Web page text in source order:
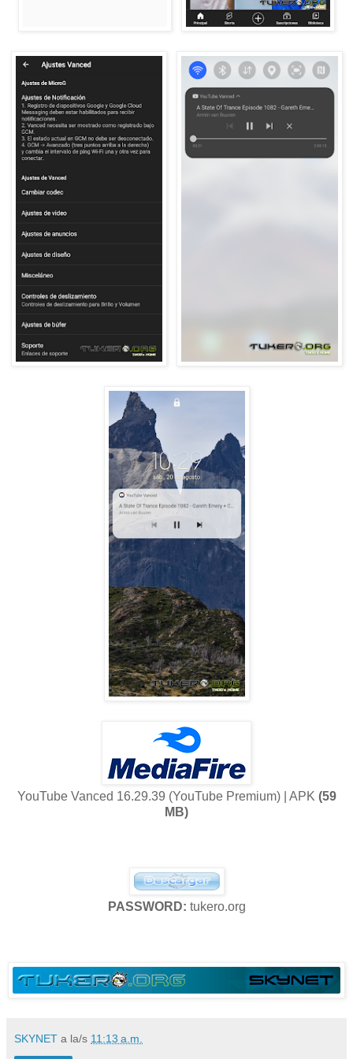
YouTube Vanced 16.29.39 (YouTube Premium) | APK (59
MB)
PASSWORD: tukero.org
SKYNET a la/s 11:13 a.m.